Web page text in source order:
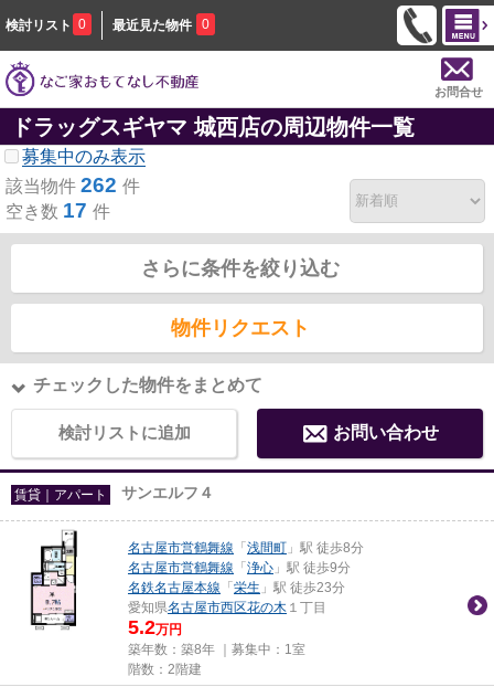
検討リスト 0 最近見た物件 0
お問合せ
ドラッグスギヤマ 城西店の周辺物件一覧
募集中のみ表示
該当物件 262 件
空き数 17 件
さらに条件を絞り込む
物件リクエスト
チェックした物件をまとめて
検討リストに追加 お問い合わせ
賃貸｜アパート サンエルフ４
名古屋市営鶴舞線 「 浅間町 」駅 徒歩8分
名古屋市営鶴舞線 「 浄心 」駅 徒歩9分
名鉄名古屋本線 「 栄生 」駅 徒歩23分
愛知県名古屋市西区花の木 １丁目
5.2万円
築年数：築8年 ｜募集中： 1室
階数：2階建